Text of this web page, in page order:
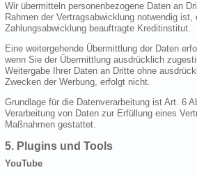
Wir übermitteln personenbezogene Daten an
Rahmen der Vertragsabwicklung notwendig
Zahlungsabwicklung beauftragte Kreditinstitut.
Eine weitergehende Übermittlung der Daten
wenn Sie der Übermittlung ausdrücklich
Weitergabe Ihrer Daten an Dritte ohne
Zwecken der Werbung, erfolgt nicht.
Grundlage für die Datenverarbeitung ist Art. 6
Verarbeitung von Daten zur Erfüllung eines
Maßnahmen gestattet.
5. Plugins und Tools
YouTube